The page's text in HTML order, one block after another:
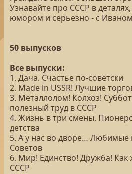
Узнавайте про СССР в
юмором и серьезно - с
50 выпусков
Все выпуски:
1. Дача. Счастье по-советски
2. Made in USSR! Лучшие
3. Металлолом! Колхоз!
полезный труд в СССР
4. Жизнь в три смены.
детства
5. А у нас во дворе… Любимые
Советов
6. Мир! Единство! Дружба! Как
СССР